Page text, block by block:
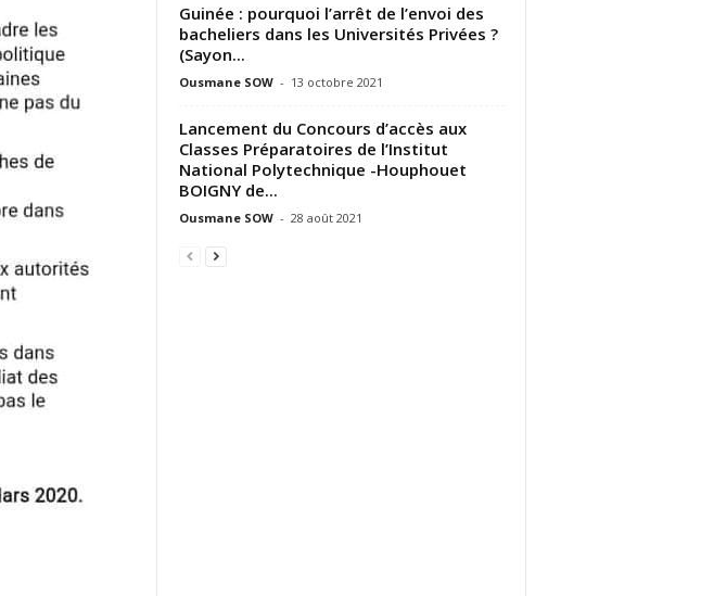
Guinée : pourquoi l’arrêt de l’envoi des
bacheliers dans les Universités Privées ?
(Sayon...
Ousmane SOW - 13 octobre 2021
Lancement du Concours d’accès aux
Classes Préparatoires de l’Institut
National Polytechnique -Houphouet
BOIGNY de...
Ousmane SOW - 28 août 2021